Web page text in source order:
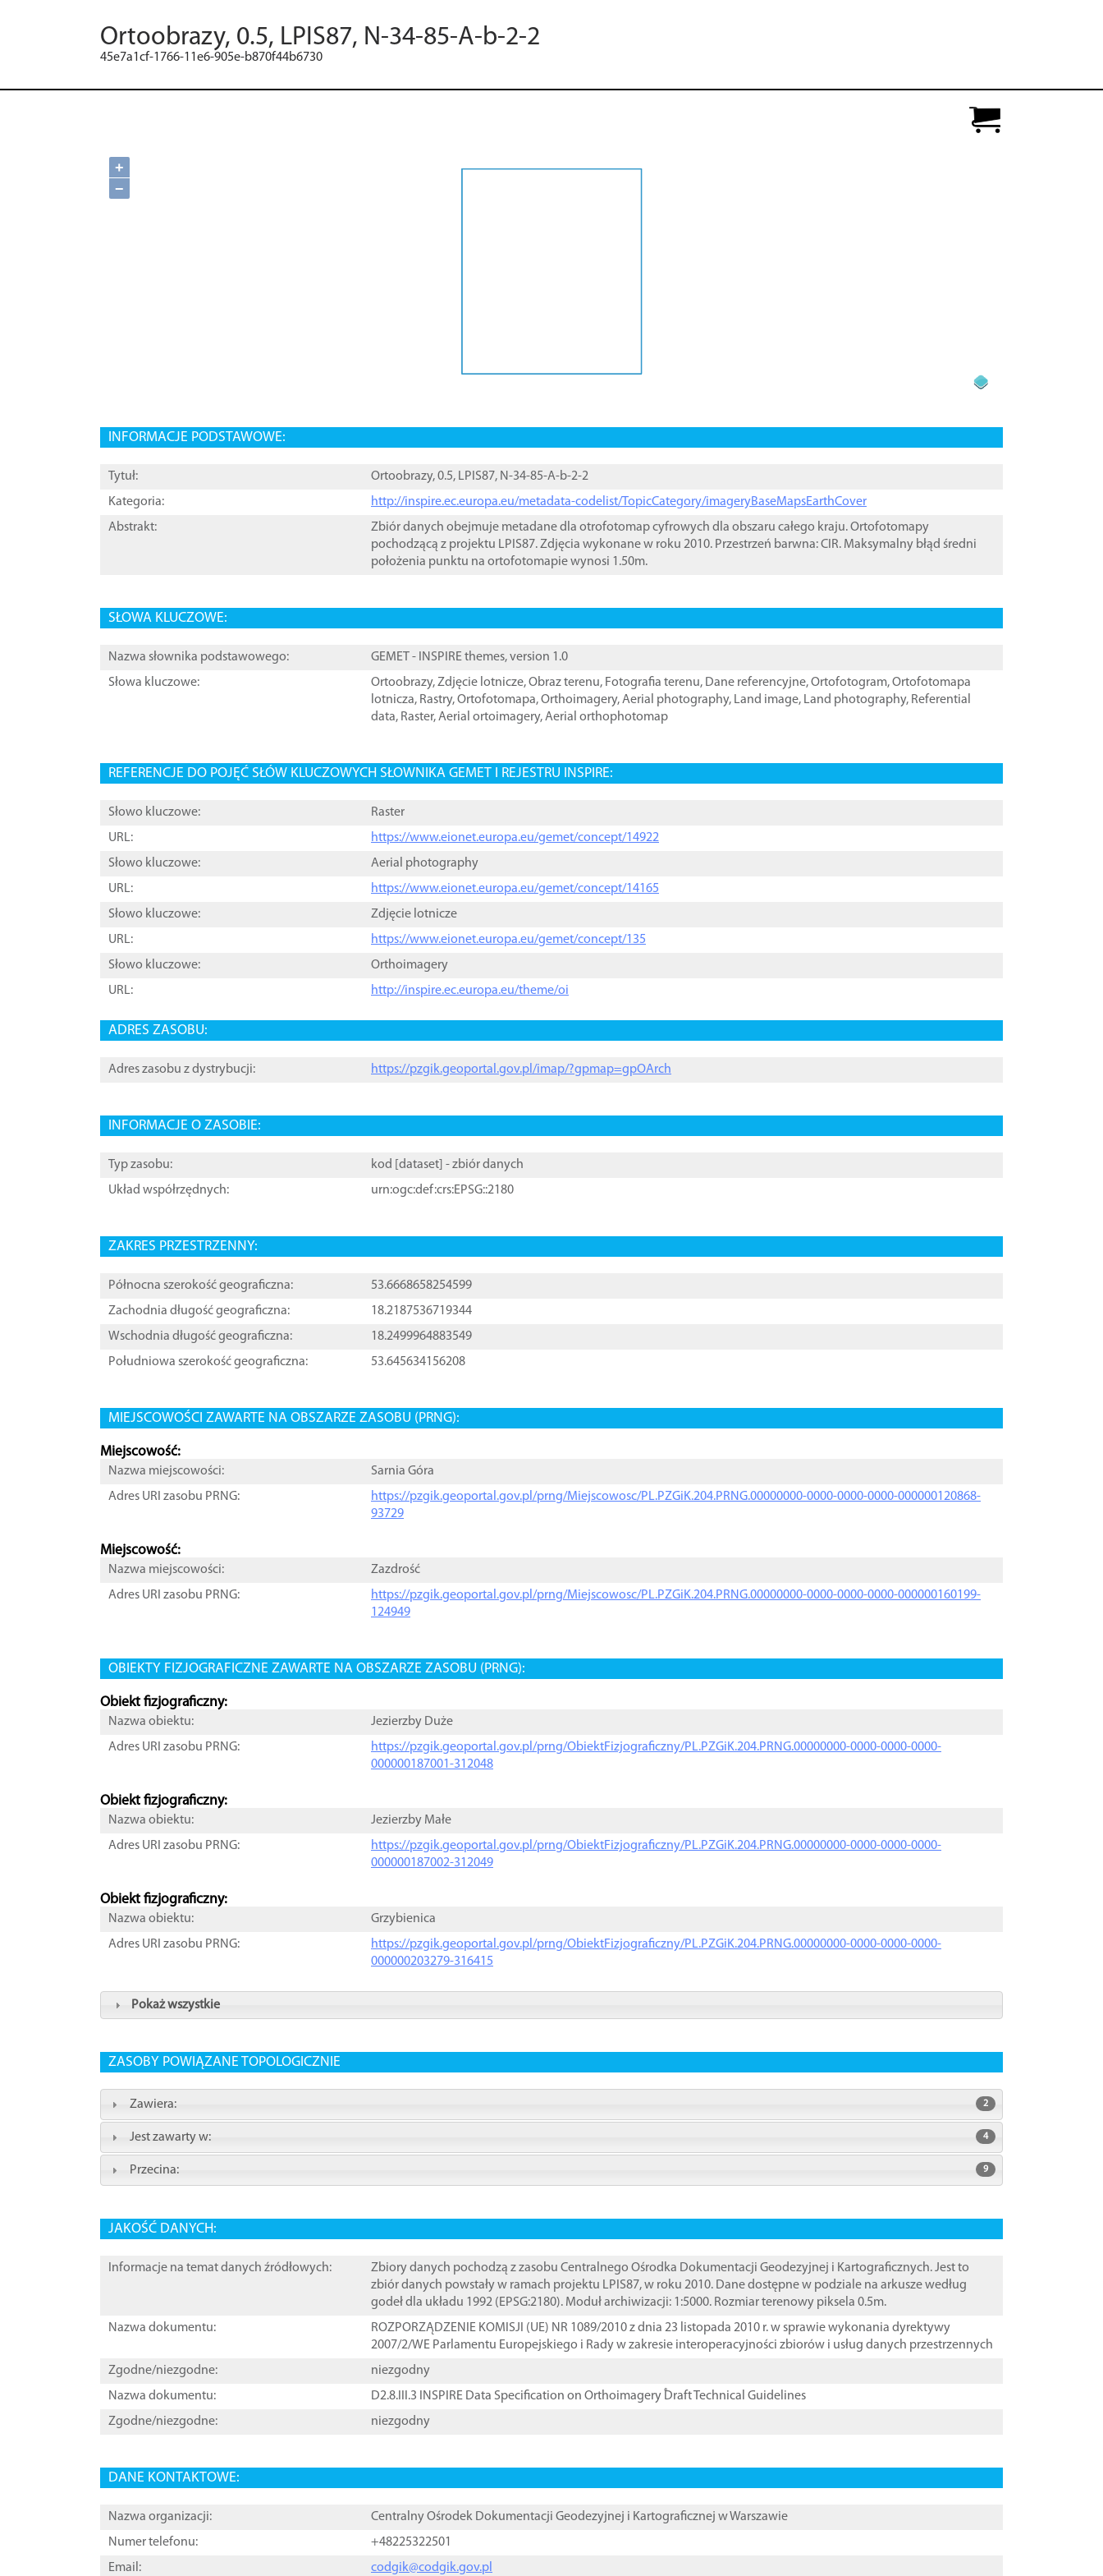
Ortoobrazy, 0.5, LPIS87, N-34-85-A-b-2-2
45e7a1cf-1766-11e6-905e-b870f44b6730
+
−
INFORMACJE PODSTAWOWE:
Tytuł:
Ortoobrazy, 0.5, LPIS87, N-34-85-A-b-2-2
Kategoria:
http://inspire.ec.europa.eu/metadata-codelist/TopicCategory/imageryBaseMapsEarthCover
Abstrakt:
Zbiór danych obejmuje metadane dla otrofotomap cyfrowych dla obszaru całego kraju. Ortofotomapy
pochodzącą z projektu LPIS87. Zdjęcia wykonane w roku 2010. Przestrzeń barwna: CIR. Maksymalny błąd średni
położenia punktu na ortofotomapie wynosi 1.50m.
SŁOWA KLUCZOWE:
Nazwa słownika podstawowego:
GEMET - INSPIRE themes, version 1.0
Słowa kluczowe:
Ortoobrazy,Zdjęcie lotnicze,Obraz terenu, Fotografia terenu, Dane referencyjne,Ortofotogram,Ortofotomapa
lotnicza, Rastry,Ortofotomapa,Orthoimagery,Aerial photography, Land image, Land photography, Referential
data, Raster,Aerial ortoimagery,Aerial orthophotomap
REFERENCJE DO POJĘĆ SŁÓW KLUCZOWYCH SŁOWNIKA GEMET I REJESTRU INSPIRE:
Słowo kluczowe:
Raster
URL:
https://www.eionet.europa.eu/gemet/concept/14922
Słowo kluczowe:
Aerial photography
URL:
https://www.eionet.europa.eu/gemet/concept/14165
Słowo kluczowe:
Zdjęcie lotnicze
URL:
https://www.eionet.europa.eu/gemet/concept/135
Słowo kluczowe:
Orthoimagery
URL:
http://inspire.ec.europa.eu/theme/oi
ADRES ZASOBU:
Adres zasobu z dystrybucji: https://pzgik.geoportal.gov.pl/imap/?gpmap=gpOArch
INFORMACJE O ZASOBIE:
Typ zasobu: kod [ dataset ] - zbiór danych
Układ współrzędnych:
urn:ogc:def:crs:EPSG::2180
ZAKRES PRZESTRZENNY:
Północna szerokość geograficzna:
53.6668658254599
Zachodnia długość geograficzna:
18.2187536719344
Wschodnia długość geograficzna:
18.2499964883549
Południowa szerokość geograficzna:
53.645634156208
MIEJSCOWOŚCI ZAWARTE NA OBSZARZE ZASOBU (PRNG):
Miejscowość:
Nazwa miejscowości:
Sarnia Góra
Adres URI zasobu PRNG:
https://pzgik.geoportal.gov.pl/prng/Miejscowosc/PL.PZGiK.204.PRNG.00000000-0000-0000-0000-000000120868-
93729
Miejscowość:
Nazwa miejscowości:
Zazdrość
Adres URI zasobu PRNG:
https://pzgik.geoportal.gov.pl/prng/Miejscowosc/PL.PZGiK.204.PRNG.00000000-0000-0000-0000-000000160199-
124949
OBIEKTY FIZJOGRAFICZNE ZAWARTE NA OBSZARZE ZASOBU (PRNG):
Obiekt fizjograficzny:
Nazwa obiektu:
Jezierzby Duże
Adres URI zasobu PRNG:
https://pzgik.geoportal.gov.pl/prng/ObiektFizjograficzny/PL.PZGiK.204.PRNG.00000000-0000-0000-0000-
000000187001-312048
Obiekt fizjograficzny:
Nazwa obiektu:
Jezierzby Małe
Adres URI zasobu PRNG:
https://pzgik.geoportal.gov.pl/prng/ObiektFizjograficzny/PL.PZGiK.204.PRNG.00000000-0000-0000-0000-
000000187002-312049
Obiekt fizjograficzny:
Nazwa obiektu:
Grzybienica
Adres URI zasobu PRNG:
https://pzgik.geoportal.gov.pl/prng/ObiektFizjograficzny/PL.PZGiK.204.PRNG.00000000-0000-0000-0000-
000000203279-316415
Pokaż wszystkie
ZASOBY POWIĄZANE TOPOLOGICZNIE
Zawiera: 2
Jest zawarty w: 4
Przecina: 9
JAKOŚĆ DANYCH:
Informacje na temat danych źródłowych:
Zbiory danych pochodzą z zasobu Centralnego Ośrodka Dokumentacji Geodezyjnej i Kartograficznych. Jest to
zbiór danych powstały w ramach projektu LPIS87, w roku 2010. Dane dostępne w podziale na arkusze według
godeł dla układu 1992 (EPSG:2180). Moduł archiwizacji: 1:5000. Rozmiar terenowy piksela 0.5m.
Nazwa dokumentu:
ROZPORZĄDZENIE KOMISJI (UE) NR 1089/2010 z dnia 23 listopada 2010 r. w sprawie wykonania dyrektywy
2007/2/WE Parlamentu Europejskiego i Rady w zakresie interoperacyjności zbiorów i usług danych przestrzennych
Zgodne/niezgodne:
niezgodny
Nazwa dokumentu:
D2.8.III.3 INSPIRE Data Specification on Orthoimagery ֠Draft Technical Guidelines
Zgodne/niezgodne:
niezgodny
DANE KONTAKTOWE:
Nazwa organizacji:
Centralny Ośrodek Dokumentacji Geodezyjnej i Kartograficznej w Warszawie
Numer telefonu:
+48225322501
Email:
codgik@codgik.gov.pl